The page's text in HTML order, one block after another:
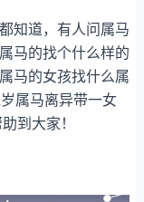
知道，有人问属马
马的找个什么样的
马的女孩找什么属
属马离异带一女
到大家！